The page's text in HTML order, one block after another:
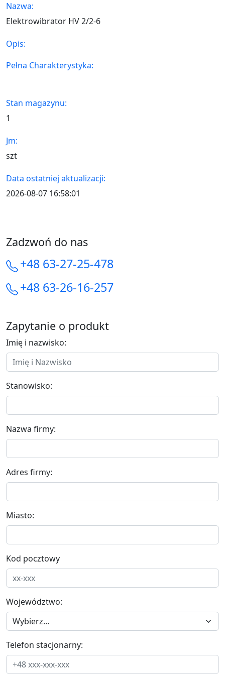
Nazwa:
Elektrowibrator HV 2/2-6
Opis:
Pełna Charakterystyka:
Stan magazynu:
1
Jm:
szt
Data ostatniej aktualizacji:
2026-08-07 16:58:01
Zadzwoń do nas
+48 63-27-25-478
+48 63-26-16-257
Zapytanie o produkt
Imię i nazwisko:
Stanowisko:
Nazwa firmy:
Adres firmy:
Miasto:
Kod pocztowy
Województwo:
Telefon stacjonarny: